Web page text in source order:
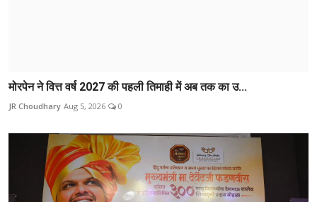
मोरपेन ने वित्त वर्ष 2027 की पहली तिमाही में अब तक का उ...
JR Choudhary Aug 5, 2026 0